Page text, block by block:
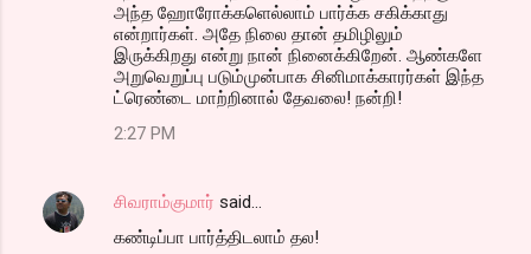
அந்த ஹோரோக்களெல்லாம் பார்க்க சகிக்காது
என்றார்கள். அதே நிலை தான் தமிழிலும்
இருக்கிறது என்று நான் நினைக்கிறேன். ஆண்களே
அறுவெறுப்பு படும்முன்பாக சினிமாக்காரர்கள் இந்த
ட்ரெண்டை மாற்றினால் தேவலை! நன்றி!
2:27 PM
சிவராம்குமார் said…
கண்டிப்பா பார்த்திடலாம் தல!